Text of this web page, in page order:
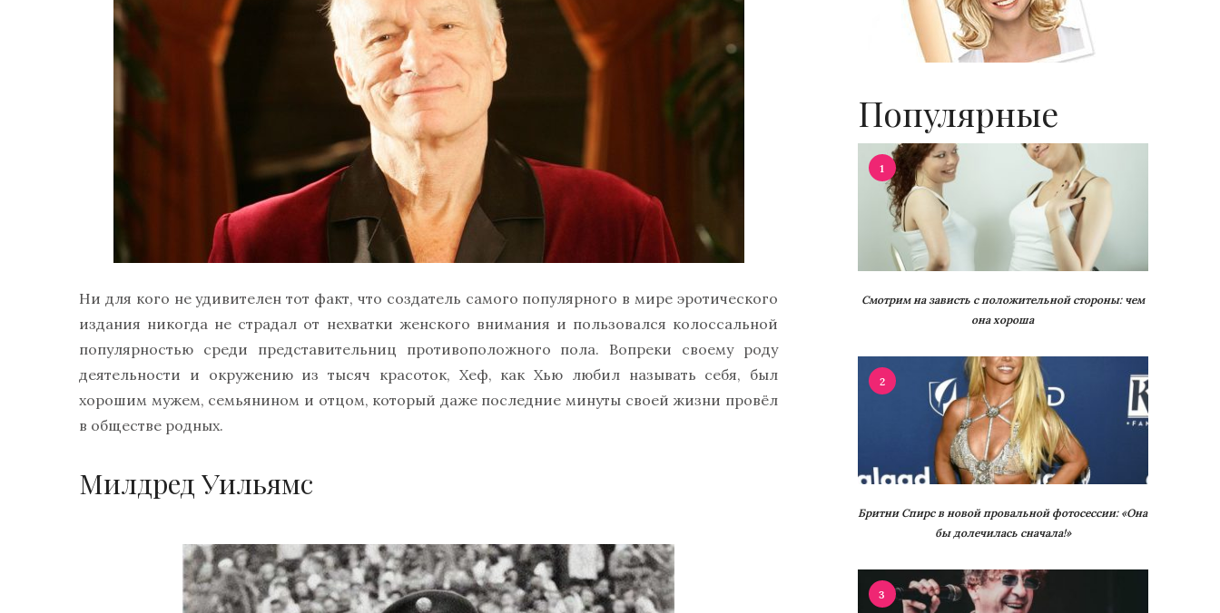
Ни для кого не удивителен тот факт, что создатель самого популярного в мире эротического
издания никогда не страдал от нехватки женского внимания и пользовался колоссальной
популярностью среди представительниц противоположного пола. Вопреки своему роду
деятельности и окружению из тысяч красоток, Хеф, как Хью любил называть себя, был
хорошим мужем, семьянином и отцом, который даже последние минуты своей жизни провёл
в обществе родных.
Милдред Уильямс
Популярные
1
Смотрим на зависть с положительной стороны: чем
она хороша
2
Бритни Спирс в новой провальной фотосессии: «Она
бы долечилась сначала!»
3